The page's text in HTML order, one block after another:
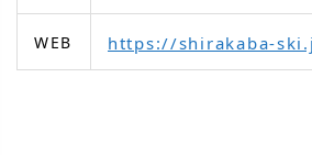
WEB https://shirakaba-